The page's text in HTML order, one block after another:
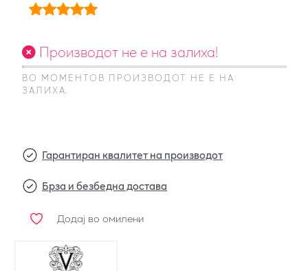
Производот не е на залиха!
ВО МОМЕНТОВ ПРОИЗВОДОТ НЕ Е НА
ЗАЛИХА.
Гарантиран квалитет на производот
Брза и безбедна достава
Додај во омилени